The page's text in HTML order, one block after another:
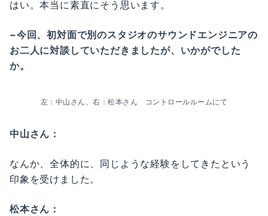
はい。本当に素直にそう思います。
−今回、初対面で別のスタジオのサウンドエンジニアの
お二人に対談していただきましたが、いかがでした
か。
左：中山さん、右：松本さん　コントロールルームにて
中山さん：
なんか、全体的に、同じような経験をしてきたという
印象を受けました。
松本さん：